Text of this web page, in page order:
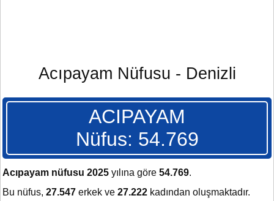
Acıpayam Nüfusu - Denizli
ACIPAYAM
Nüfus: 54.769
Acıpayam nüfusu 2025 yılına göre 54.769.
Bu nüfus, 27.547 erkek ve 27.222 kadından oluşmaktadır.